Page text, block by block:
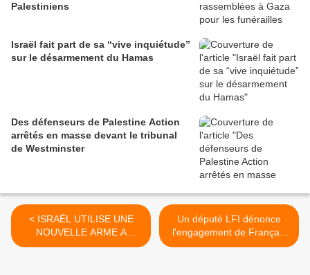
Palestiniens
Israël fait part de sa “vive inquiétude”
sur le désarmement du Hamas
Des défenseurs de Palestine Action
arrêtés en masse devant le tribunal
de Westminster
< ISRAËL UTILISE UNE
NOUVELLE ARME A
URANIUM – LA BOMBE A
Un député LFI dénonce
l'engagement de Français
dans l'armée israélienne >